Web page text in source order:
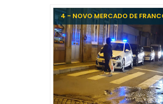
4 - NOVO MERCADO DE